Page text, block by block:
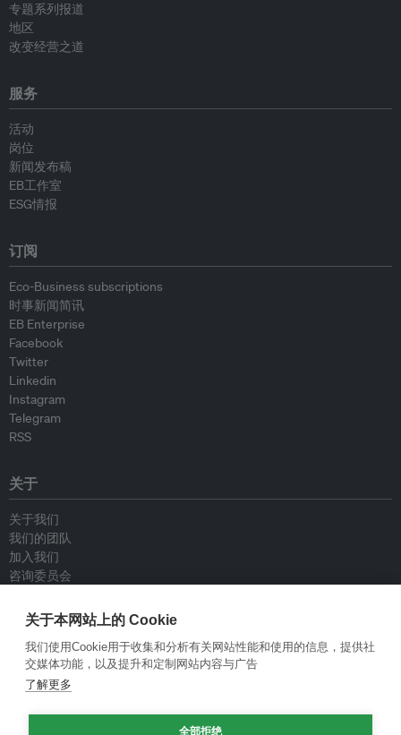
专题系列报道
地区
改变经营之道
服务
活动
岗位
新闻发布稿
EB工作室
ESG情报
订阅
Eco-Business subscriptions
时事新闻简讯
EB Enterprise
Facebook
Twitter
Linkedin
Instagram
Telegram
RSS
关于
关于我们
我们的团队
加入我们
咨询委员会
联系我们
政策
重新发布指南
专栏指南
关于本网站上的 Cookie
我们使用Cookie用于收集和分析有关网站性能和使用的信息，提供社
交媒体功能，以及提升和定制网站内容与广告
了解更多
全部拒绝